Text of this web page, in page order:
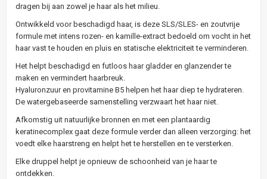
dragen bij aan zowel je haar als het milieu.
Ontwikkeld voor beschadigd haar, is deze SLS/SLES- en zoutvrije
formule met intens rozen- en kamille-extract bedoeld om vocht in het
haar vast te houden en pluis en statische elektriciteit te verminderen.
Het helpt beschadigd en futloos haar gladder en glanzender te
maken en vermindert haarbreuk.
Hyaluronzuur en provitamine B5 helpen het haar diep te hydrateren.
De watergebaseerde samenstelling verzwaart het haar niet.
Afkomstig uit natuurlijke bronnen en met een plantaardig
keratinecomplex gaat deze formule verder dan alleen verzorging: het
voedt elke haarstreng en helpt het te herstellen en te versterken.
Elke druppel helpt je opnieuw de schoonheid van je haar te
ontdekken.